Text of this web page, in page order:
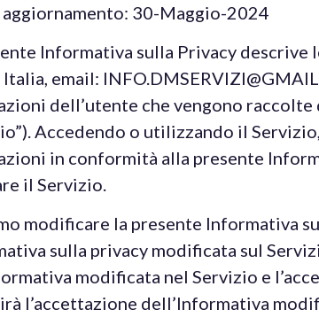
30-Maggio-2024
Informativa sulla Privacy descrive
email:
dell’utente che vengono
Accedendo o utilizzando il
in conformità alla presente
il Servizio.
modificare la presente Informativa
sulla privacy modificata sul
modificata nel Servizio e
l’accettazione dell’Informativa